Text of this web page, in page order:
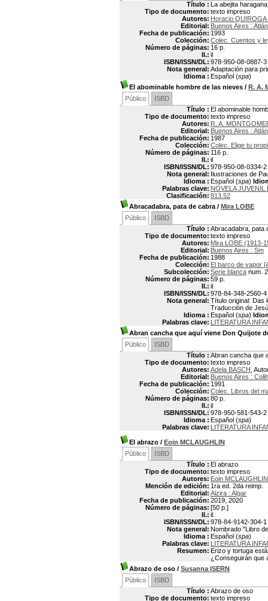
Título : La abejita haragana
Tipo de documento: texto impreso
Autores: Horacio
Editorial: Buenos Aires :
Fecha de publicación: 1993
Colección: Colec. Cuentos y
Número de páginas: 16 p.
Il.: il
ISBN/ISSN/DL: 978-950-08-0887-3
Nota general: Adaptación para
Idioma : Español (spa)
El abominable hombre de las nieves / R. A.
Público
ISBD
Título : El abominable
Tipo de documento: texto impreso
Autores: R. A.
Editorial: Buenos Aires :
Fecha de publicación: 1987
Colección: Colec. Elige tu
Número de páginas: 116 p.
Il.: il
ISBN/ISSN/DL: 978-950-08-0334-2
Nota general: Ilustraciones de
Idioma : Español (spa)
Palabras clave: NOVELA JUVENIL
Clasificación: 813.52
Abracadabra, pata de cabra / Mira LOBE
Público
ISBD
Título : Abracadabra, pata
Tipo de documento: texto impreso
Autores: Mira LOBE (1913-
Editorial: Buenos Aires : Sm
Fecha de publicación: 1988
Colección: El barco de vapor
Subcolección: Serie blanca num.
Número de páginas: 59 p.
Il.: il
ISBN/ISSN/DL: 978-84-348-2560-4
Nota general: Título original: Das
Traducción de
Idioma : Español (spa)
Palabras clave: LITERATURA
Abran cancha que aquí viene Don Quijote
Público
ISBD
Título : Abran cancha que
Tipo de documento: texto impreso
Autores: Adela BASCH ,
Editorial: Buenos Aires :
Fecha de publicación: 1991
Colección: Colec. Libros del
Número de páginas: 80 p.
Il.: il
ISBN/ISSN/DL: 978-950-581-543-2
Idioma : Español (spa)
Palabras clave: LITERATURA
El abrazo / Eoin MCLAUGHLIN
Público
ISBD
Título : El abrazo
Tipo de documento: texto impreso
Autores: Eoin MCLAUGHLIN
Mención de edición: 1ra ed. 2da reimp.
Editorial: Alzira : Algar
Fecha de publicación: 2019, 2020
Número de páginas: [50 p.]
Il.: il.
ISBN/ISSN/DL: 978-84-9142-304-1
Nota general: Nombrado "Libro
Idioma : Español (spa)
Palabras clave: LITERATURA
Resumen: Erizo y tortuga
¿Conseguirán que
Abrazo de oso / Susanna ISERN
Público
ISBD
Título : Abrazo de oso
Tipo de documento: texto impreso